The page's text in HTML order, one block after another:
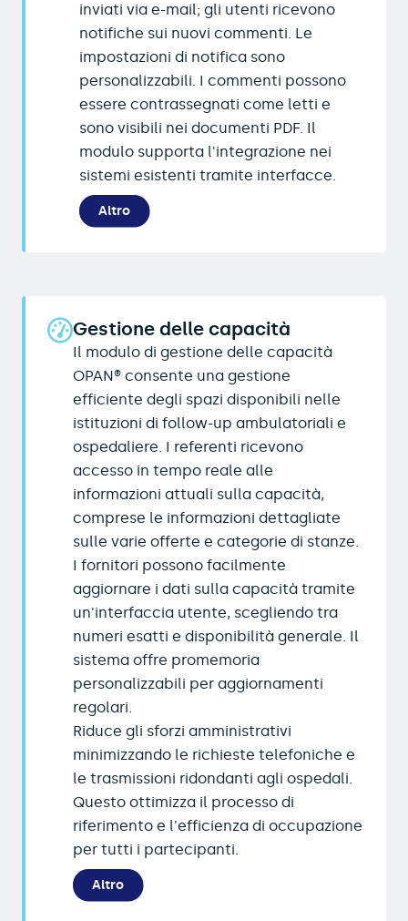
inviati via e-mail; gli utenti ricevono
notifiche sui nuovi commenti. Le
impostazioni di notifica sono
personalizzabili. I commenti possono
essere contrassegnati come letti e
sono visibili nei documenti PDF. Il
modulo supporta l'integrazione nei
sistemi esistenti tramite interfacce.
Altro
Gestione delle capacità
Il modulo di gestione delle capacità
OPAN® consente una gestione
efficiente degli spazi disponibili nelle
istituzioni di follow-up ambulatoriali e
ospedaliere. I referenti ricevono
accesso in tempo reale alle
informazioni attuali sulla capacità,
comprese le informazioni dettagliate
sulle varie offerte e categorie di stanze.
I fornitori possono facilmente
aggiornare i dati sulla capacità tramite
un'interfaccia utente, scegliendo tra
numeri esatti e disponibilità generale. Il
sistema offre promemoria
personalizzabili per aggiornamenti
regolari.
Riduce gli sforzi amministrativi
minimizzando le richieste telefoniche e
le trasmissioni ridondanti agli ospedali.
Questo ottimizza il processo di
riferimento e l'efficienza di occupazione
per tutti i partecipanti.
Altro